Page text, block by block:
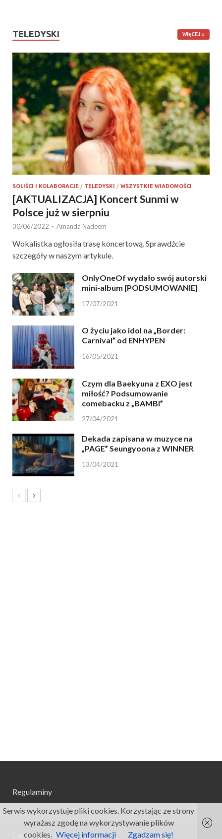
TELEDYSKI WIĘCEJ
SOLIŚCI I KOLABORACJE / TELEDYSKI / WSZYSTKIE WIADOMOŚCI
[AKTUALIZACJA] Koncert Sunmi w
Polsce już w sierpniu
30/06/2022 - Amanda Nadeem
Wokalistka ogłosiła trasę koncertową. Sprawdźcie
szczegóły w naszym artykule.
OnlyOneOf wydało swój autorski
mini-album [PODSUMOWANIE]
17/07/2021
O życiu jako idol na „Border:
Carnival” od ENHYPEN
16/05/2021
Czym dla Baekyuna z EXO jest
miłość? Podsumowanie
comebacku z „BAMBI”
27/04/2021
Dekada zapisana w muzyce na
„PAGE” Seungyoona z WINNER
13/04/2021
Regulaminy
Copyright © 2026.
Serwis wykorzystuje pliki cookies. Korzystając ze strony
wyrażasz zgodę na wykorzystywanie plików
cookies. Więcej informacji Zgadzam się!